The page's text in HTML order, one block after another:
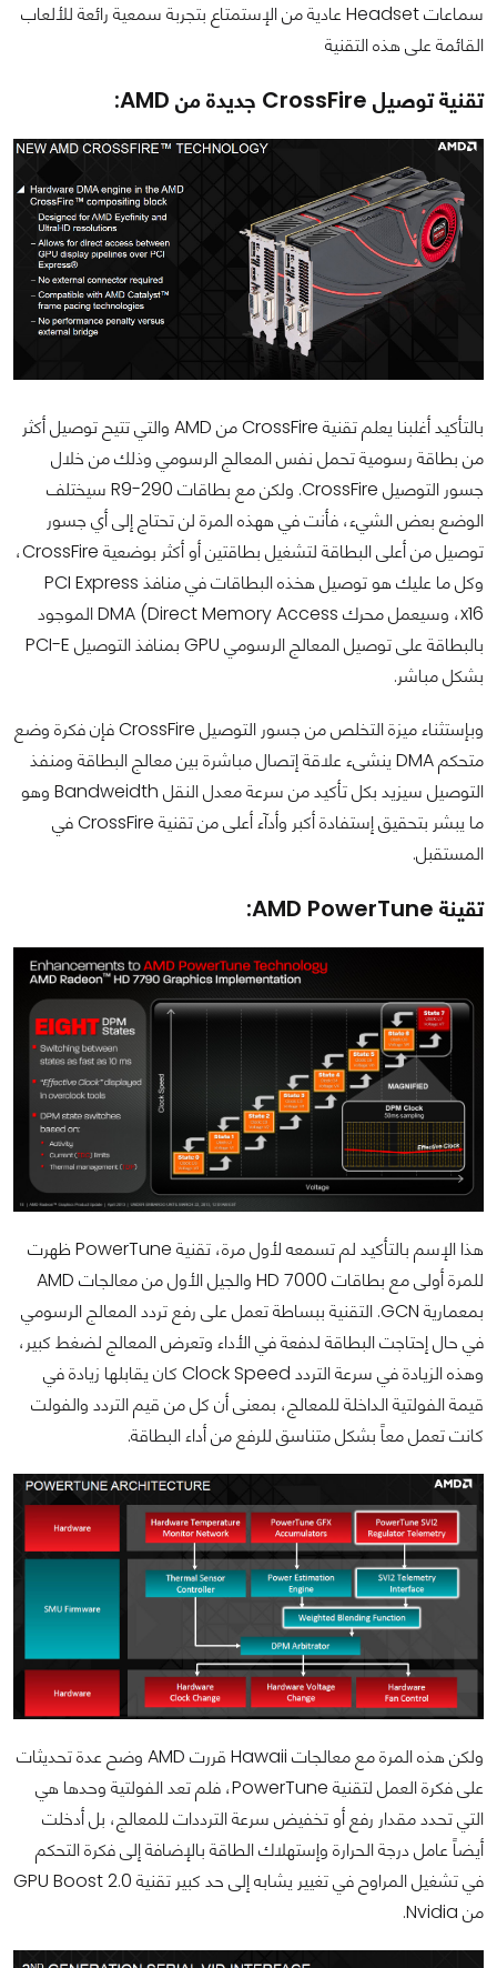
سماعات Headset عادية من الإستمتاع بتجربة سمعية رائعة للألعاب
القائمة على هذه التقنية
تقنية توصيل CrossFire جديدة من AMD:
بالتأكيد أغلبنا يعلم تقنية CrossFire من AMD والتي تتيح توصيل أكثر
من بطاقة رسومية تحمل نفس المعالج الرسومي وذلك من خلال
جسور التوصيل CrossFire. ولكن مع بطاقات R9-290 سيختلف
الوضع بعض الشيء، فأنت في ههذه المرة لن تحتاج إلى أي جسور
توصيل من أعلى البطاقة لتشغيل بطاقتين أو أكثر بوضعية CrossFire،
وكل ما عليك هو توصيل هخذه البطاقات في منافذ PCI Express
x16، وسيعمل محرك DMA (Direct Memory Access الموجود
بالبطاقة على توصيل المعالج الرسومي GPU بمنافذ التوصيل PCI-E
بشكل مباشر.
وبإستثناء ميزة التخلص من جسور التوصيل CrossFire فإن فكرة وضع
متحكم DMA ينشىء علاقة إتصال مباشرة بين معالج البطاقة ومنفذ
التوصيل سيزيد بكل تأكيد من سرعة معدل النقل Bandweidth وهو
ما يبشر بتحقيق إستفادة أكبر وأدآء أعلى من تقنية CrossFire في
المستقبل.
تقينة AMD PowerTune:
هذا الإسم بالتأكيد لم تسمعه لأول مرة، تقنية PowerTune ظهرت
للمرة أولى مع بطاقات HD 7000 والجيل الأول من معالجات AMD
بمعمارية GCN. التقنية ببساطة تعمل على رفع تردد المعالج الرسومي
في حال إحتاجت البطاقة لدفعة في الأداء وتعرض المعالج لضغط كبير،
وهذه الزيادة في سرعة التردد Clock Speed كان يقابلها زيادة في
قيمة الفولتية الداخلة للمعالج، بمعنى أن كل من قيم التردد والفولت
كانت تعمل معاً بشكل متناسق للرفع من أداء البطاقة.
ولكن هذه المرة مع معالجات Hawaii قررت AMD وضح عدة تحديثات
على فكرة العمل لتقنية PowerTune، فلم تعد الفولتية وحدها هي
التي تحدد مقدار رفع أو تخفيض سرعة الترددات للمعالج، بل أدخلت
أيضاً عامل درجة الحرارة وإستهلاك الطاقة بالإضافة إلى فكرة التحكم
في تشغيل المراوح في تغيير يشابه إلى حد كبير تقنية GPU Boost 2.0
من Nvidia.